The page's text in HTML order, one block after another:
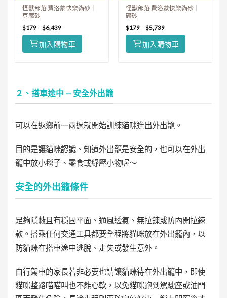
怪獸部落 費洛蒙快樂貓砂｜
豆腐砂
$179 –$6,439
加入購物車
怪獸部落 費洛蒙快樂貓砂｜
礦砂
$179 –$5,739
加入購物車
２、搭車途中 — 安全外出籠
可以在返鄉前一兩週就開始訓練貓咪進出外出籠。
目的是讓貓咪認識、知道外出籠是安全的，也可以在外出
籠中放小毯子、零食或紓壓小物喔～
安全的外出籠條件
足夠隱蔽且有穩固平面、通風透氣、無拉鍊或防內開拉鍊
款。搭乘任何交通工具都要全程將貓咪放在外出籠內，以
防貓咪在搭車途中逃脫、走失或發生意外。
自行駕車的家長若非必要也請讓貓咪待在外出籠中，即使
貓咪整路喵喵叫也不能心軟，以免貓咪跑到駕駛座或油門